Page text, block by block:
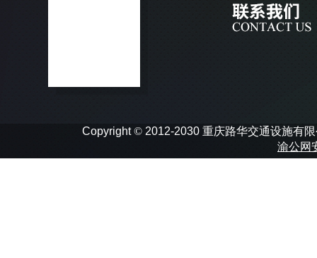
Copyright© 2012-2030 重庆路华交通设施有
渝公网